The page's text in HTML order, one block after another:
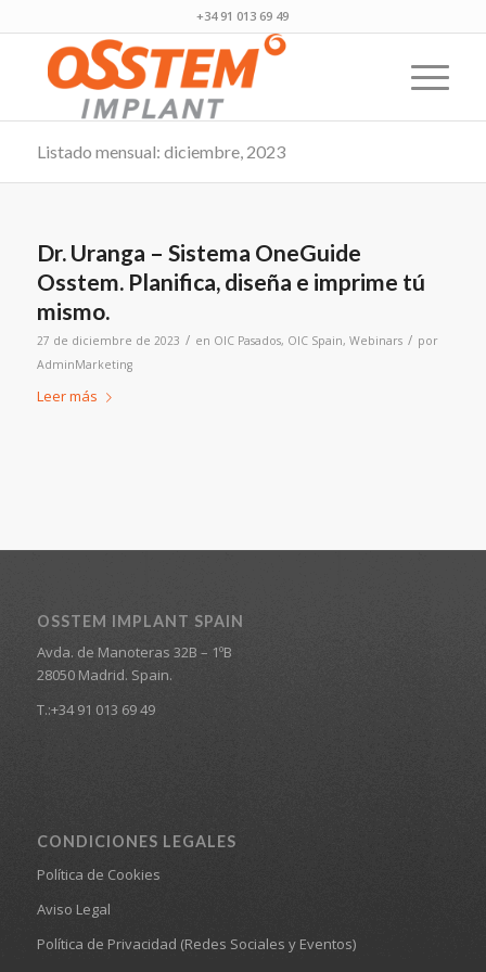
+34 91 013 69 49
Listado mensual: diciembre, 2023
Dr. Uranga – Sistema OneGuide
Osstem. Planifica, diseña e imprime tú
mismo.
27 de diciembre de 2023 / en OIC Pasados, OIC Spain, Webinars / por
AdminMarketing
Leer más
OSSTEM IMPLANT SPAIN
Avda. de Manoteras 32B – 1ºB
28050 Madrid. Spain.
T.:+34 91 013 69 49
CONDICIONES LEGALES
Política de Cookies
Aviso Legal
Política de Privacidad (Redes Sociales y Eventos)